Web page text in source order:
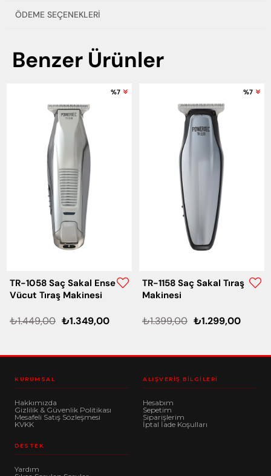
ÖDEME SEÇENEKLERI
Benzer Ürünler
TR-1058 Saç Sakal Ense
Vücut Tıraş Makinesi
₺1.349,00
₺1.449,00
%7
TR-1158 Saç Sakal Tıraş
Makinesi
₺1.299,00
₺1.399,00
%7
KURUMSAL
Hakkımızda
Gizlilik & Güvenlik Politikası
Mesafeli Satış Sözleşmesi
KVKK
ALIŞVERIŞ BILGILERI
Hesabım
Sepetim
Siparişlerim
İptal İade Koşulları
DESTEK
Yardım